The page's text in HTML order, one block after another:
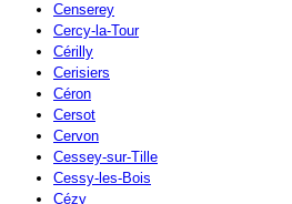
Censerey
Cercy-la-Tour
Cérilly
Cerisiers
Céron
Cersot
Cervon
Cessey-sur-Tille
Cessy-les-Bois
Cézy